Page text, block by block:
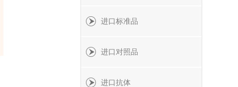
进口标准品
进口对照品
进口抗体